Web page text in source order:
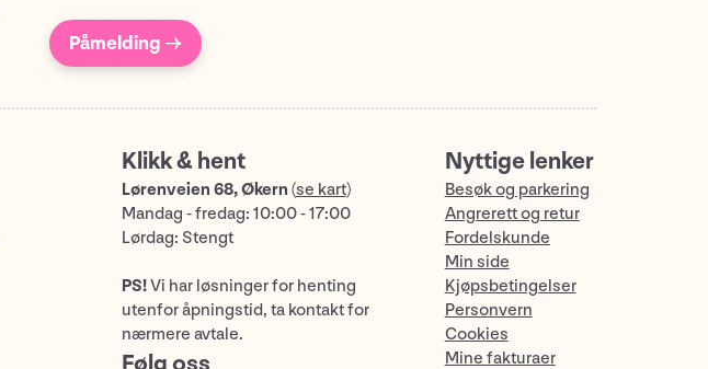
Påmelding →
Klikk & hent
Lørenveien 68, Økern (se kart)
Mandag - fredag: 10:00 - 17:00
Lørdag: Stengt
PS!Vi har løsninger for henting
utenfor åpningstid, ta kontakt for
nærmere avtale.
Nyttige lenker
Besøk og parkering
Angrerett og retur
Fordelskunde
Min side
Kjøpsbetingelser
Personvern
Cookies
Mine fakturaer